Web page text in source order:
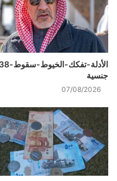
جنسية
07/08/2026